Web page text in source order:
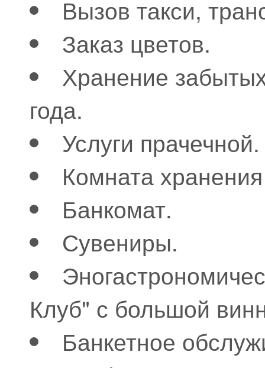
Вызов такси,
Заказ цветов.
Хранение
года.
Услуги прачечной.
Комната
Банкомат.
Сувениры.
Клуб" с большой
Банкетное